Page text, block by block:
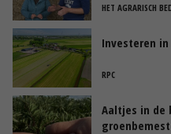
HET AGRARISCH
Investeren
RPC
Aaltjes in de